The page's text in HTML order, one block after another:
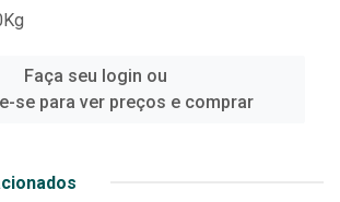
Faça seu login ou
se para ver preços e comprar